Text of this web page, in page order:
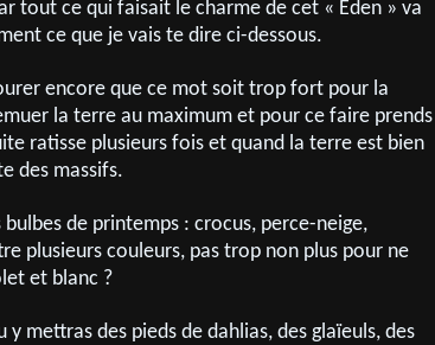
tout ce qui faisait le charme de cet « Eden » va
ce que je vais te dire ci-dessous.
encore que ce mot soit trop fort pour la
la terre au maximum et pour ce faire prends
ratisse plusieurs fois et quand la terre est bien
des massifs.
de printemps : crocus, perce-neige,
plusieurs couleurs, pas trop non plus pour ne
et blanc ?
mettras des pieds de dahlias, des glaïeuls, des